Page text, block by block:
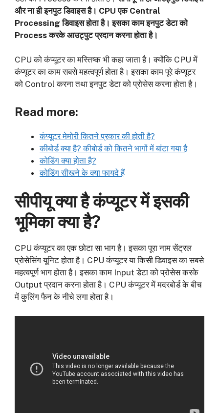
और ना ही इनपुट डिवाइस है। CPU एक Central
Processing डिवाइस होता है। इसका काम इनपुट डेटा को
Process करके आउट्पुट प्रदान करना होता है।
CPU को कंप्यूटर का मस्तिष्क भी कहा जाता है। क्योंकि CPU में
कंप्यूटर का काम सबसे महत्वपूर्ण होता है। इसका काम पूरे कंप्यूटर
को Control करना तथा इनपुट डेटा को प्रोसेस करना होता है।
Read more:
कंप्यूटर मेमोरी कितने प्रकार की होती है?
कीबोर्ड क्या है? कीबोर्ड को कितने भागों में बांटा गया है
कोडिंग क्या होता है?
कोडिंग सीखने के क्या फायदे हैं
सीपीयू क्या है कंप्यूटर में इसकी
भूमिका क्या है?
CPU कंप्यूटर का एक छोटा सा भाग है। इसका पूरा नाम सेंट्रल
प्रोसेसिंग यूनिट होता है। CPU कंप्यूटर या किसी डिवाइस का सबसे
महत्वपूर्ण भाग होता है। इसका काम Input डेटा को प्रोसेस करके
Output प्रदान करना होता है। CPU कंप्यूटर में मदरबोर्ड के बीच
में कुलिंग फैन के नीचे लगा होता है।